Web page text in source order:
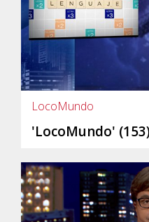
LocoMundo
'LocoMundo'